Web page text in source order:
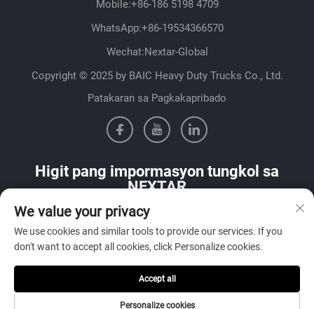
Mobile:+86-186 5198 4709
WhatsApp:+86-19534366570
Wechat:Nextar-Global
Copyright © 2025 by BAIC Heavy Duty Trucks Co., Ltd.
Patakaran sa Pagkakapribado
Higit pang impormasyon tungkol sa
NEXTAR
Makipag-ugnayan sa aming sales team sa iyong bansa
Isumite
We value your privacy
We use cookies and similar tools to provide our services. If you
don't want to accept all cookies, click Personalize cookies.
Personalize cookies
Accept all